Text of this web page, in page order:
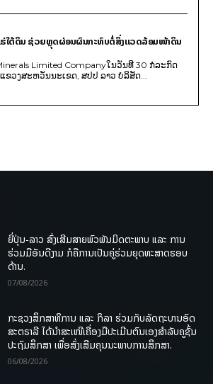
ຮ່ໃຕ້ດິນ ຊ່ວຍຫຼຸດຜ່ອນຜົນກະທົບຕໍ່ສິ່ງແວດລ້ອມໜ້າດິນ
Limited Companyໃນວັນທີ 30 ກໍລະກົດ
ຂວງສະຫວັນນະເຂດ, ສປປ ລາວ ບໍລິສັດ...
ຍີ່ປຸ່ນ-ລາວ ສົ່ງເສີມສາຍພົວພັນມິດຕະພາບ ແລະ ການ
ຮ່ວມມືອັນດີງາມ ກໍຄືການເປັນຄູ່ຮ່ວມຍຸດທະສາດຮອບ
ດ້ານ.
07/08/2026
ກະຊວງສຶກສາທິການ ແລະ ກິລາ ຮ່ວມກັບລັດຖະບານອົດ
ສະຕຣາລີ ໄດ້ນຳສະເໜີເຄື່ອງມືປະເມີນຕົນເອງສຳລັບຄູຊັ້ນ
ປະຖົມສຶກສາ ເພື່ອສົ່ງເສີມຄຸນນະພາບການສຶກສາ.
06/08/2026